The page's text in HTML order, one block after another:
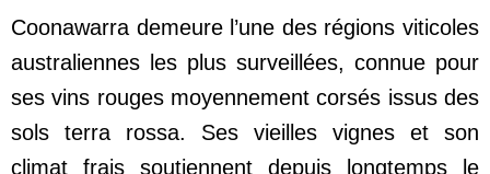
Coonawarra demeure l’une des régions viticoles
australiennes les plus surveillées, connue pour
ses vins rouges moyennement corsés issus des
sols terra rossa. Ses vieilles vignes et son
climat frais soutiennent depuis longtemps le